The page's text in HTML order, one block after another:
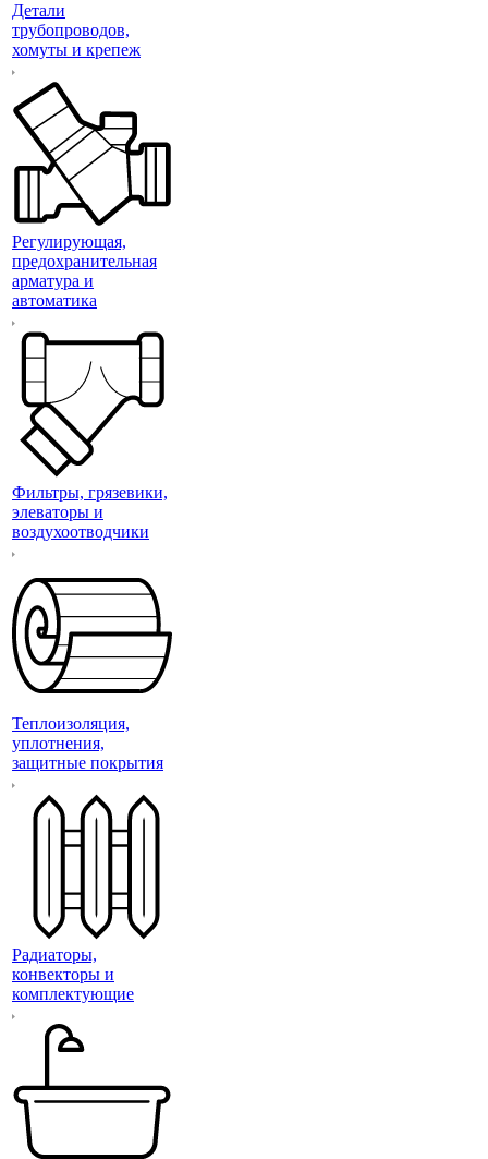
Детали
трубопроводов,
хомуты и крепеж
Регулирующая,
предохранительная
арматура и
автоматика
Фильтры, грязевики,
элеваторы и
воздухоотводчики
Теплоизоляция,
уплотнения,
защитные покрытия
Радиаторы,
конвекторы и
комплектующие